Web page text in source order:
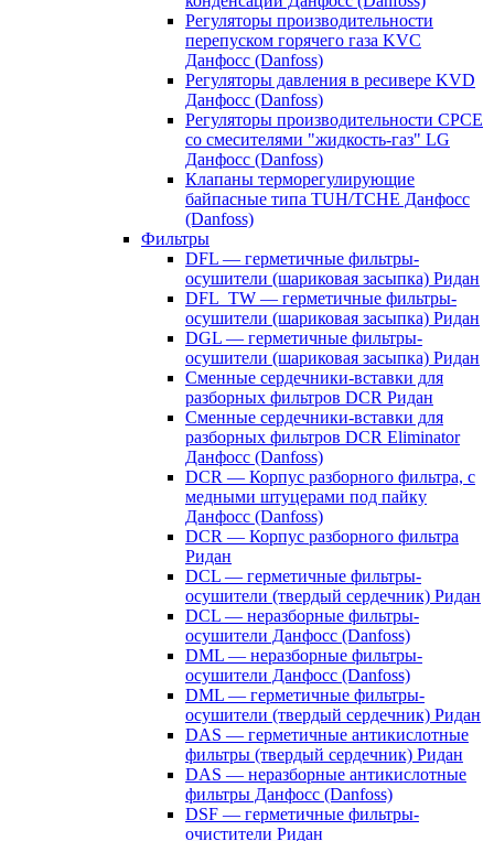
Регуляторы производительности
перепуском горячего газа KVC
Данфосс (Danfoss)
Регуляторы давления в ресивере KVD
Данфосс (Danfoss)
Регуляторы производительности CPCE
со смесителями "жидкость-газ" LG
Данфосс (Danfoss)
Клапаны терморегулирующие
байпасные типа TUH/TCHE Данфосс
(Danfoss)
Фильтры
DFL — герметичные фильтры-
осушители (шариковая засыпка) Ридан
DFL_TW — герметичные фильтры-
осушители (шариковая засыпка) Ридан
DGL — герметичные фильтры-
осушители (шариковая засыпка) Ридан
Сменные сердечники-вставки для
разборных фильтров DCR Ридан
Сменные сердечники-вставки для
разборных фильтров DCR Eliminator
Данфосс (Danfoss)
DCR — Корпус разборного фильтра, с
медными штуцерами под пайку
Данфосс (Danfoss)
DCR — Корпус разборного фильтра
Ридан
DCL — герметичные фильтры-
осушители (твердый сердечник) Ридан
DCL — неразборные фильтры-
осушители Данфосс (Danfoss)
DML — неразборные фильтры-
осушители Данфосс (Danfoss)
DML — герметичные фильтры-
осушители (твердый сердечник) Ридан
DAS — герметичные антикислотные
фильтры (твердый сердечник) Ридан
DAS — неразборные антикислотные
фильтры Данфосс (Danfoss)
DSF — герметичные фильтры-
очистители Ридан